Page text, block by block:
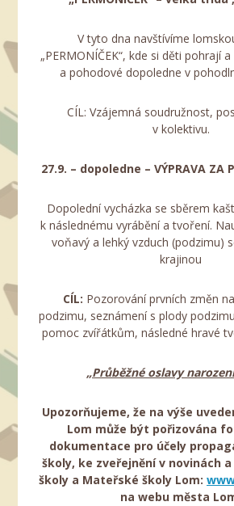
V tyto dna navštívíme
„PERMONÍČEK“, kde si děti pohrají
a pohodové dopoledne v
CÍL: Vzájemná soudružnost,
v kolektivu.
27.9. – dopoledne – VÝPRAVA ZA
Dopolední vycházka se sběrem
k následnému vyrábění a tvoření.
voňavý a lehký vzduch (podzimu)
krajinou
CÍL: Pozorování prvních změn
podzimu, seznámení s plody
pomoc zvířátkům, následné hravé
„Průběžné oslavy
Upozorňujeme, že na výše
Lom může být pořizována
dokumentace pro účely
školy, ke zveřejnění v novinách
školy a Mateřské školy Lom:
na webu města